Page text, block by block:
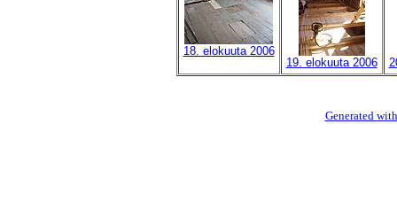
18. elokuuta 2006
19. elokuuta 2006
Generated